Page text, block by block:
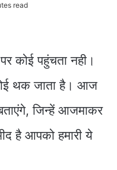
read
कोई पहुंचता नही।
थक जाता है। आज
जिन्हें आजमाकर
है आपको हमारी ये